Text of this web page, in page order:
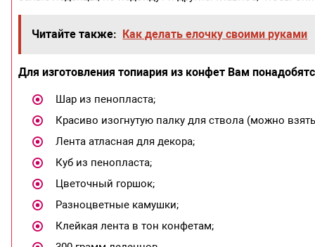
Читайте также: Как делать елочку своими руками
Для изготовления топиария из конфет Вам
Шар из пенопласта;
Красиво изогнутую палку для ствола (можно
Лента атласная для декора;
Куб из пенопласта;
Цветочный горшок;
Разноцветные камушки;
Клейкая лента в тон конфетам;